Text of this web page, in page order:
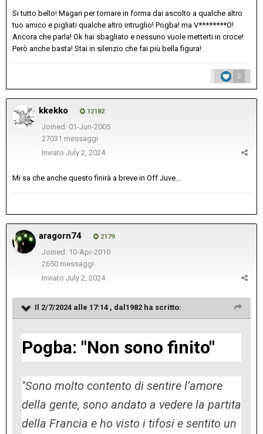
Si tutto bello! Magari per tornare in forma dai ascolto a qualche altro
tuo amico e pigliati qualche altro intruglio! Pogba! ma V********O!
Ancora che parla! Ok hai sbagliato e nessuno vuole metterti in croce!
Però anche basta! Stai in silenzio che fai più bella figura!
2
kkekko 12182
Joined: 01-Jun-2005
27031 messaggi
Inviato July 2, 2024
Mi sa che anche questo finirà a breve in Off Juve...
aragorn74 2179
Joined: 10-Apr-2010
2650 messaggi
Inviato July 2, 2024
Il 2/7/2024 alle 17:14 , dal1982 ha scritto:
Pogba: "Non sono finito"
"Sono molto contento di sentire l’amore
della gente, sono andato a vedere la partita
della Francia e ho visto i tifosi e sentito un